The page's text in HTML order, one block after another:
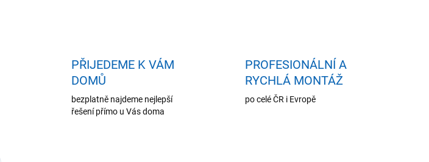
PŘIJEDEME K VÁM
DOMŮ
bezplatně najdeme nejlepší
řešení přímo u Vás doma
PROFESIONÁLNÍ A
RYCHLÁ MONTÁŽ
po celé ČR i Evropě